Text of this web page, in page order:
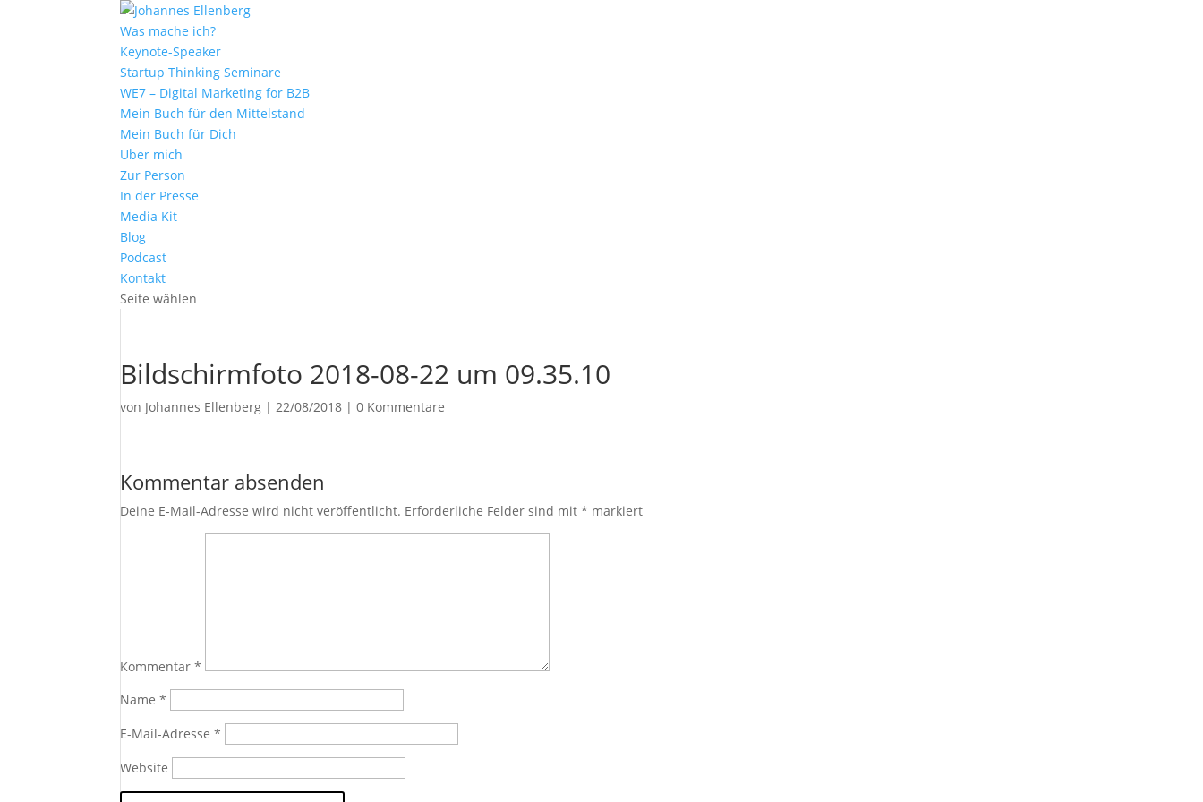
Was mache ich?
Keynote-Speaker
Startup Thinking Seminare
WE7 – Digital Marketing for B2B
Mein Buch für den Mittelstand
Mein Buch für Dich
Über mich
Zur Person
In der Presse
Media Kit
Blog
Podcast
Kontakt
Seite wählen
Bildschirmfoto 2018-08-22 um 09.35.10
von Johannes Ellenberg |22/08/2018 |0 Kommentare
Kommentar absenden
Deine E-Mail-Adresse wird nicht veröffentlicht. Erforderliche Felder sind mit* markiert
Kommentar*
Name*
E-Mail-Adresse*
Website